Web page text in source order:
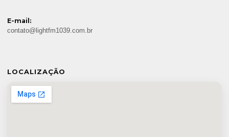
E-mail:
contato@lightfm1039.com.br
LOCALIZAÇÃO